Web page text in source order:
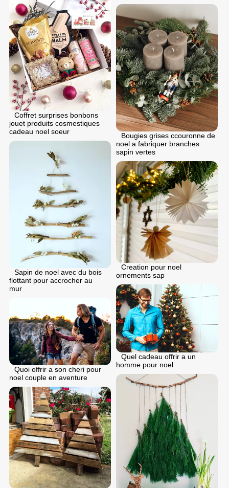
Coffret surprises bonbons
jouet produits cosmestiques
cadeau noel soeur
Bougies grises ccouronne de
noel a fabriquer branches
sapin vertes
Sapin de noel avec du bois
flottant pour accrocher au
mur
Creation pour noel
ornements sap
Quel cadeau offrir a un
homme pour noel
Quoi offrir a son cheri pour
noel couple en aventure